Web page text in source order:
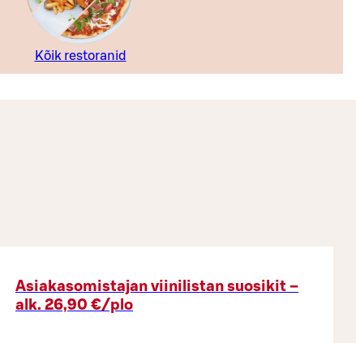
Kõik restoranid
Asiakasomistajan viinilistan suosikit –
alk. 26,90 €/plo​